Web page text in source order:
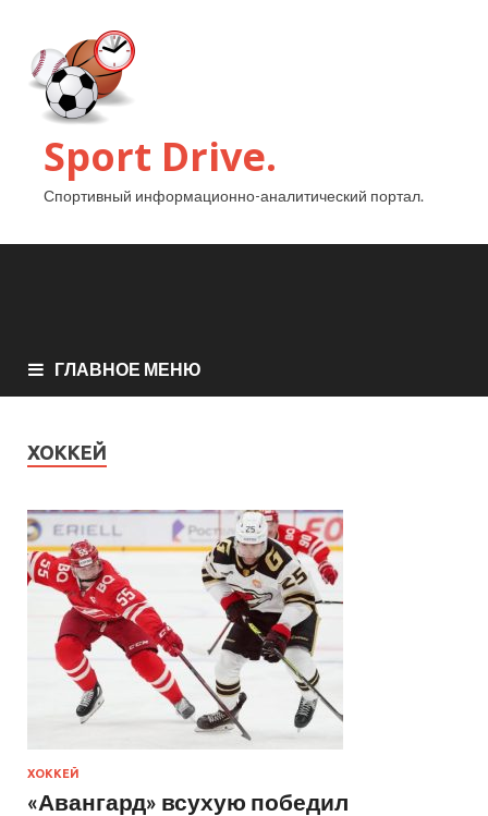
Sport Drive.
Спортивный информационно-аналитический портал.
ГЛАВНОЕ МЕНЮ
ХОККЕЙ
ХОККЕЙ
«Авангард» всухую победил